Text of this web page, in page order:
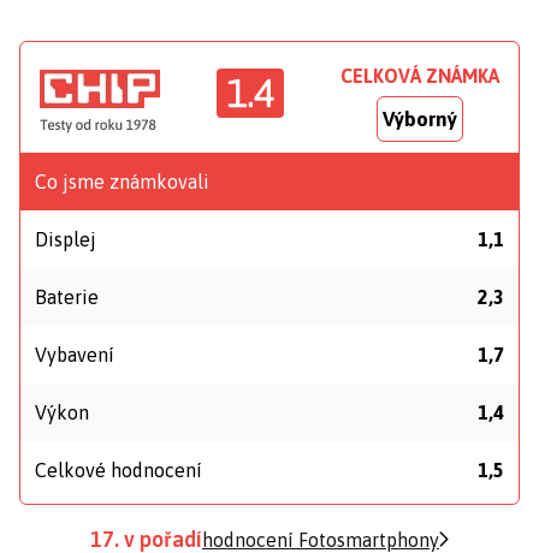
1.4 CELKOVÁ ZNÁMKA
Výborný
Co jsme známkovali
Displej 1,1
Baterie 2,3
Vybavení 1,7
Výkon 1,4
Celkové hodnocení 1,5
17. v pořadí hodnocení Fotosmartphony